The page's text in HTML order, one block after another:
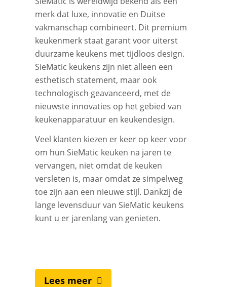
merk dat luxe, innovatie en Duitse
vakmanschap combineert. Dit premium
keukenmerk staat garant voor uiterst
duurzame keukens met tijdloos design.
SieMatic keukens zijn niet alleen een
esthetisch statement, maar ook
technologisch geavanceerd, met de
nieuwste innovaties op het gebied van
keukenapparatuur en keukendesign.
Veel klanten kiezen er keer op keer voor
om hun SieMatic keuken na jaren te
vervangen, niet omdat de keuken
versleten is, maar omdat ze simpelweg
toe zijn aan een nieuwe stijl. Dankzij de
lange levensduur van SieMatic keukens
kunt u er jarenlang van genieten.
Lees meer